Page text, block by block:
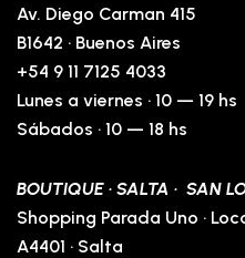
Av. Diego Carman 415
B1642 · Buenos Aires
+54 9 11 7125 4033
Lunes a viernes · 10 — 19 hs
Sábados · 10 — 18 hs
BOUTIQUE · SALTA · SAN
Shopping Parada Uno ·
A4401 · Salta